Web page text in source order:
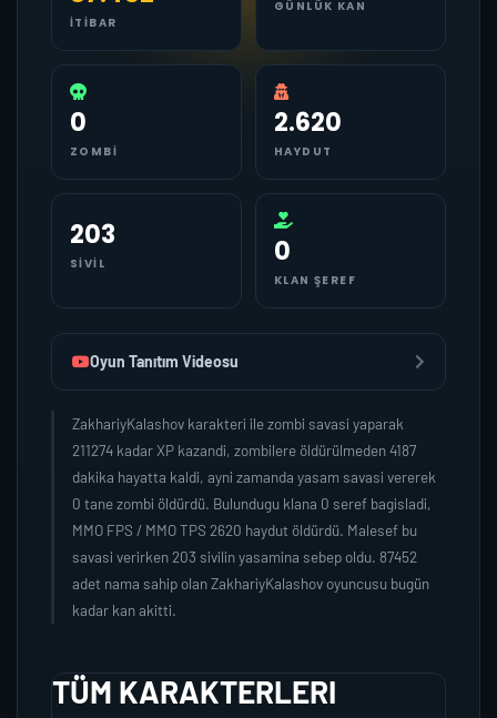
İTIBAR
GÜNLÜK KAN
0
ZOMBI
2.620
HAYDUT
203
SIVIL 0
KLAN ŞEREF
Oyun Tanıtım Videosu
ZakhariyKalashov karakteri ile zombi savasi yaparak
211274 kadar XP kazandi, zombilere öldürülmeden 4187
dakika hayatta kaldi, ayni zamanda yasam savasi vererek
0 tane zombi öldürdü. Bulundugu klana 0 seref bagisladi,
MMO FPS / MMO TPS 2620 haydut öldürdü. Malesef bu
savasi verirken 203 sivilin yasamina sebep oldu. 87452
adet nama sahip olan ZakhariyKalashov oyuncusu bugün
kadar kan akitti.
TÜM KARAKTERLERI